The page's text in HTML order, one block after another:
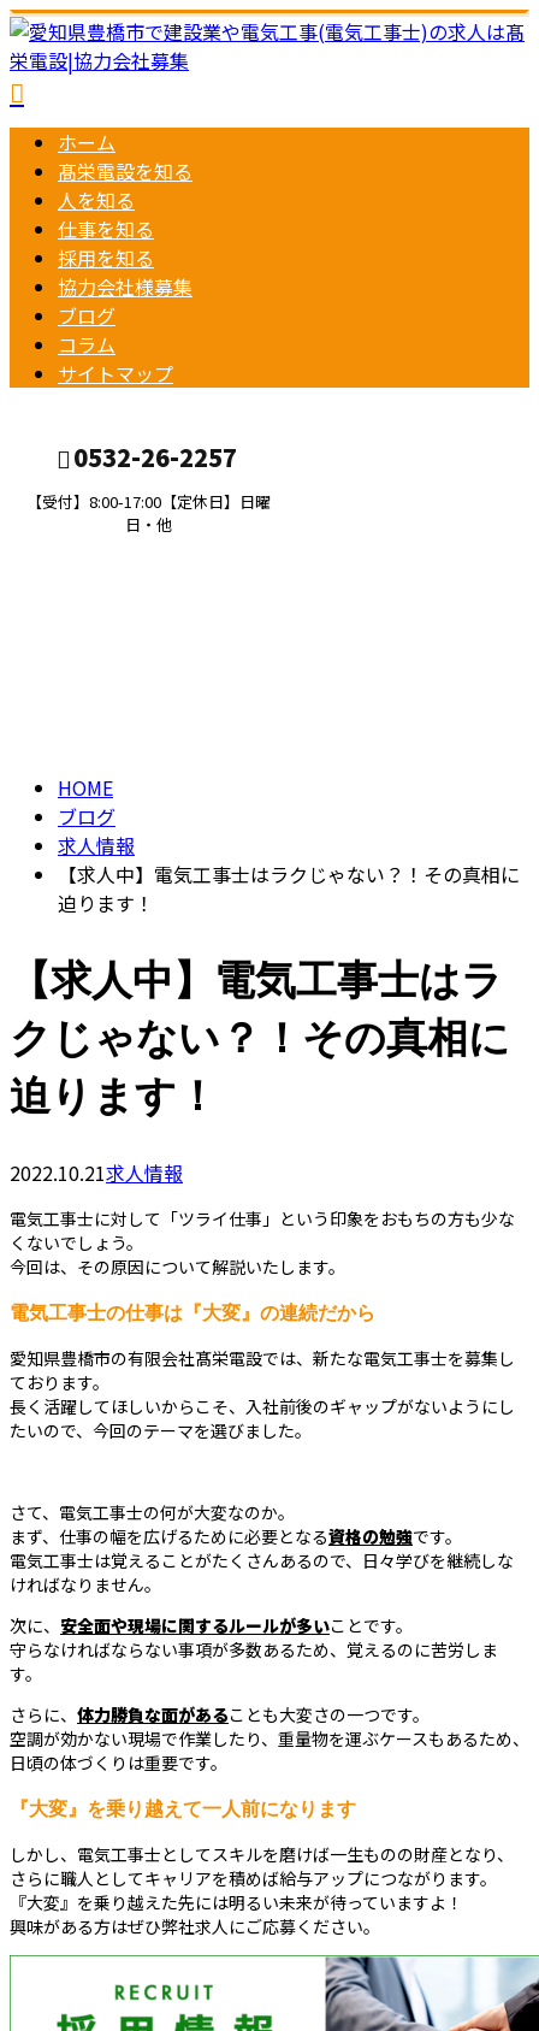
ホーム
髙栄電設を知る
人を知る
仕事を知る
採用を知る
協力会社様募集
ブログ
コラム
サイトマップ
0532-26-2257
【受付】8:00-17:00【定休日】日曜
日・他
HOME
ブログ
求人情報
【求人中】電気工事士はラクじゃない？！その真相に
迫ります！
【求人中】電気工事士はラ
クじゃない？！その真相に
迫ります！
2022.10.21求人情報
電気工事士に対して「ツライ仕事」という印象をおもちの方も少な
くないでしょう。
今回は、その原因について解説いたします。
電気工事士の仕事は『大変』の連続だから
愛知県豊橋市の有限会社髙栄電設では、新たな電気工事士を募集し
ております。
長く活躍してほしいからこそ、入社前後のギャップがないようにし
たいので、今回のテーマを選びました。
さて、電気工事士の何が大変なのか。
まず、仕事の幅を広げるために必要となる資格の勉強です。
電気工事士は覚えることがたくさんあるので、日々学びを継続しな
ければなりません。
次に、 安全面や現場に関するルールが多いことです。
守らなければならない事項が多数あるため、覚えるのに苦労しま
す。
さらに、 体力勝負な面があることも大変さの一つです。
空調が効かない現場で作業したり、重量物を運ぶケースもあるため、
日頃の体づくりは重要です。
『大変』を乗り越えて一人前になります
しかし、電気工事士としてスキルを磨けば一生ものの財産となり、
さらに職人としてキャリアを積めば給与アップにつながります。
『大変』を乗り越えた先には明るい未来が待っていますよ！
興味がある方はぜひ弊社求人にご応募ください。